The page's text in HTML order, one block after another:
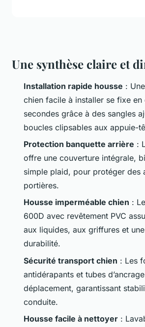
Une synthèse claire et
Installation rapide housse :
chien facile à installer se fixe en
secondes grâce à des sangles
boucles clipsables aux appuie-
Protection banquette arrière :
offre une couverture intégrale,
simple plaid, pour protéger des
portières.
Housse imperméable chien :
600D avec revêtement PVC
aux liquides, aux griffures et
durabilité.
Sécurité transport chien : Les
antidérapants et tubes
déplacement, garantissant
conduite.
Housse facile à nettoyer :